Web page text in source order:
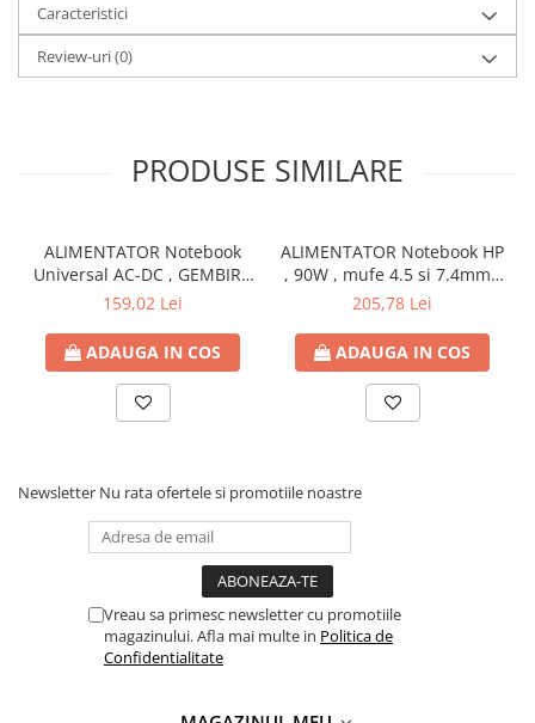
Agrafe, ace, piuneze, clipsuri
Automatizare birou si accesori
Calculatoare de birou
Foarfeci si cuttere
Intretinere si curatenie
Perforatoare
Suporturi pentru birou
Rechizite si articole scolare
Coperti pentru caiete si carti
Tempera, guase si acuarele
Creioane colorate
Caracteristici
Review-uri(0)
PRODUSE SIMILARE
ALIMENTATOR Notebook
Universal AC-DC , GEMBIRD
, 90W - tensiuni
DC la 4.5 A max , protectie
la supratensiuni Cod
Produs: NPA-AC1D
159,02 Lei
ADAUGA IN COS
ALIMENTATOR Notebook HP
, 90W , mufe 4.5 si 7.4mm ,
Cod Produs: H6Y90AA
205,78 Lei
ADAUGA IN COS
Newsletter Nu rata ofertele si promotiile noastre
Vreau sa primesc newsletter cu promotiile
magazinului. Afla mai multe in Politica de
Confidentialitate